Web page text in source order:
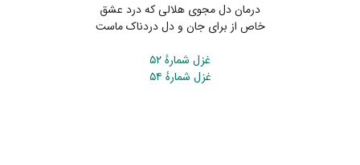
درمان دل مجوی هلالی که درد عشق
خاص از برای جان و دل دردناک ماست
غزل شمارهٔ ۵۲
غزل شمارهٔ ۵۴